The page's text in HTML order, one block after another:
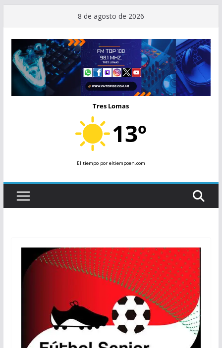
contenido
8 de agosto de 2026
Tres Lomas
13º
El tiempopor eltiempoen.com